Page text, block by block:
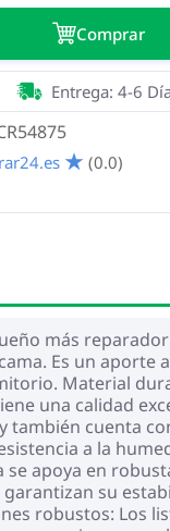
Сomprar
Entrega: 4-6
(0.0)
más
Es un aporte
Material
una calidad
también cuenta
a la
se apoya en
garantizan su
robustos: Los